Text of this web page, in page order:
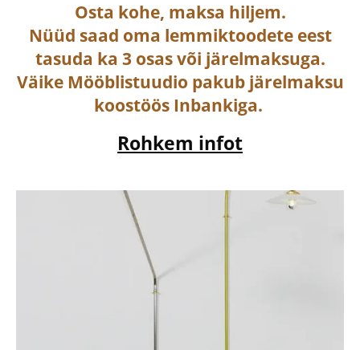
Osta kohe, maksa hiljem.
Nüüd saad oma lemmiktoodete eest
tasuda ka 3 osas või järelmaksuga.
Väike Mööblistuudio pakub järelmaksu
koostöös Inbankiga.
Rohkem infot